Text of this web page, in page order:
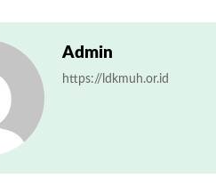
Admin
https://ldkmuh.or.id